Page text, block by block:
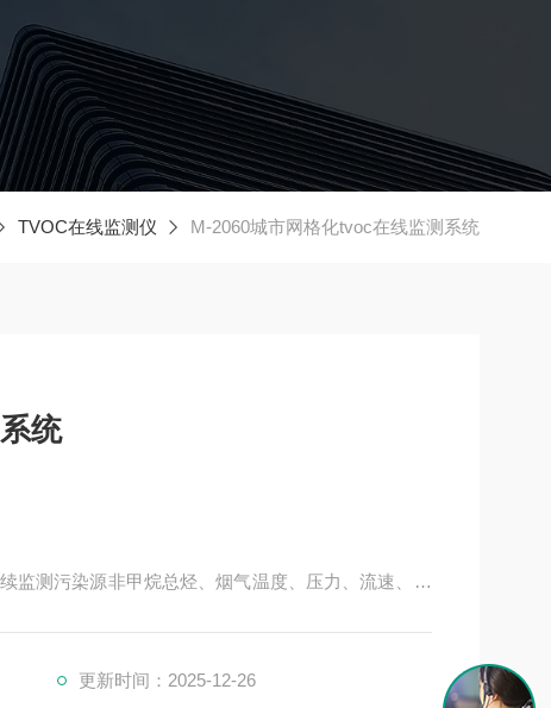
TVOC在线监测仪 M-2060城市网格化tvoc在线监测系统
统
监测污染源非甲烷总烃、烟气温度、压力、流速、湿
更新时间：2025-12-26